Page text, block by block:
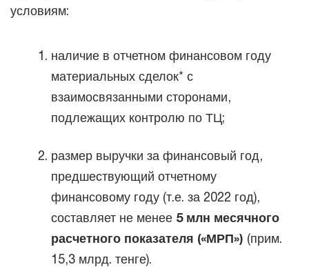
условиям:
наличие в отчетном финансовом году
материальных сделок* с
взаимосвязанными сторонами,
подлежащих контролю по ТЦ;
размер выручки за финансовый год,
предшествующий отчетному
финансовому году (т.е. за 2022 год),
составляет не менее 5 млн месячного
расчетного показателя («МРП») (прим.
15,3 млрд. тенге).